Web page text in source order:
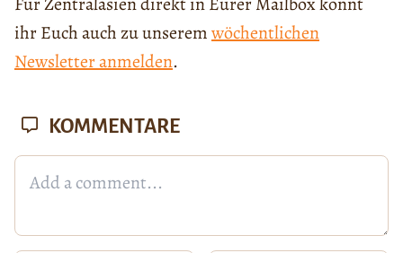
ihr Euch auch zu unseremwöchentlichen
Newsletter anmelden.
KOMMENTARE